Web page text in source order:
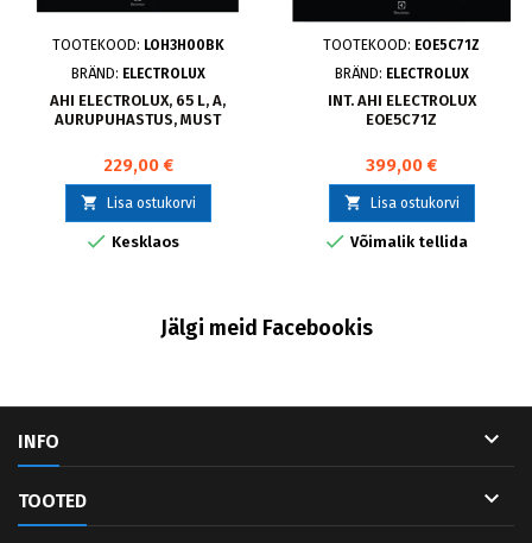
TOOTEKOOD: LOH3H00BK
BRÄND: ELECTROLUX
AHI ELECTROLUX, 65 L, A,
AURUPUHASTUS, MUST
229,00 €
 Lisa ostukorvi
 Kesklaos
TOOTEKOOD: EOE5C71Z
BRÄND: ELECTROLUX
INT. AHI ELECTROLUX
EOE5C71Z
399,00 €
 Lisa ostukorvi
 Võimalik tellida
Jälgi meid Facebookis
INFO 
TOOTED 